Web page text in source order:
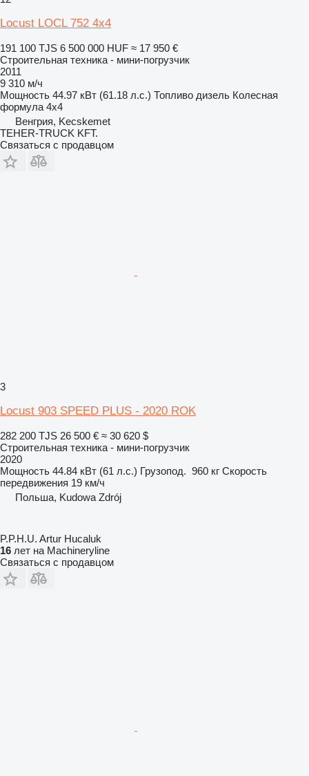
Locust LOCL 752 4x4
191 100 TJS 6 500 000 HUF ≈ 17 950 €
Строительная техника - мини-погрузчик
2011
9 310 м/ч
Мощность 44.97 кВт (61.18 л.с.) Топливо дизель Колесная
формула 4x4
Венгрия, Kecskemet
TEHER-TRUCK KFT.
Связаться с продавцом
3
Locust 903 SPEED PLUS - 2020 ROK
282 200 TJS 26 500 € ≈ 30 620 $
Строительная техника - мини-погрузчик
2020
Мощность 44.84 кВт (61 л.с.) Грузопод. 960 кг Скорость
передвижения 19 км/ч
Польша, Kudowa Zdrój
P.P.H.U. Artur Hucaluk
16 лет на Machineryline
Связаться с продавцом